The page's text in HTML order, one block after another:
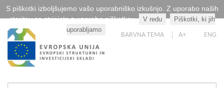
S piškotki izboljšujemo vašo uporabniško izkušnjo. Z uporabo naših
storitev se strinjate z uporabo piškotkov.
V redu
Piškotki, ki jih
uporabljamo
BARVNA TEMA A+ ENG